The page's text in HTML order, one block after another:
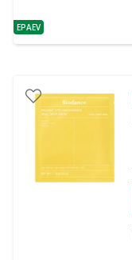
nõuanne
EPAEV